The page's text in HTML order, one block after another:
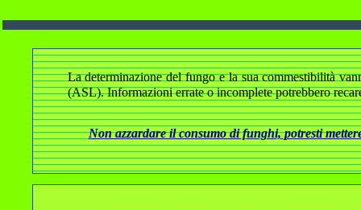
La determinazione del fungo e la sua commestibilità
(ASL). Informazioni errate o incomplete potrebbero
Non azzardare il consumo di funghi, potresti